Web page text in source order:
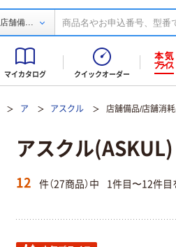
店舗備...
マイカタログ クイックオーダー
ア アスクル 店舗備品/店舗消
アスクル
12 件（27商品）中 1件目〜12件目